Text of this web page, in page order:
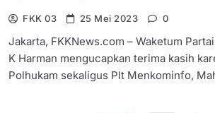
FKK 03 25 Mei 2023 0
Jakarta, FKKNews.com – Waketum
K Harman mengucapkan terima kasih
Polhukam sekaligus Plt Menkominfo,